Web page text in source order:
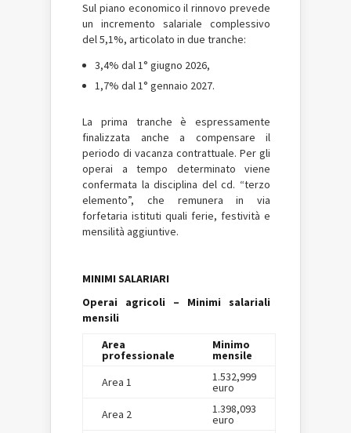
Sul piano economico il rinnovo prevede
un incremento salariale complessivo
del 5,1%, articolato in due tranche:
3,4% dal 1° giugno 2026,
1,7% dal 1° gennaio 2027.
La prima tranche è espressamente
finalizzata anche a compensare il
periodo di vacanza contrattuale. Per gli
operai a tempo determinato viene
confermata la disciplina del cd. “terzo
elemento”, che remunera in via
forfetaria istituti quali ferie, festività e
mensilità aggiuntive.
MINIMI SALARIARI
Operai agricoli – Minimi salariali
mensili
Area
professionale
Minimo
mensile
Area 1
1.532,999
euro
Area 2
1.398,093
euro